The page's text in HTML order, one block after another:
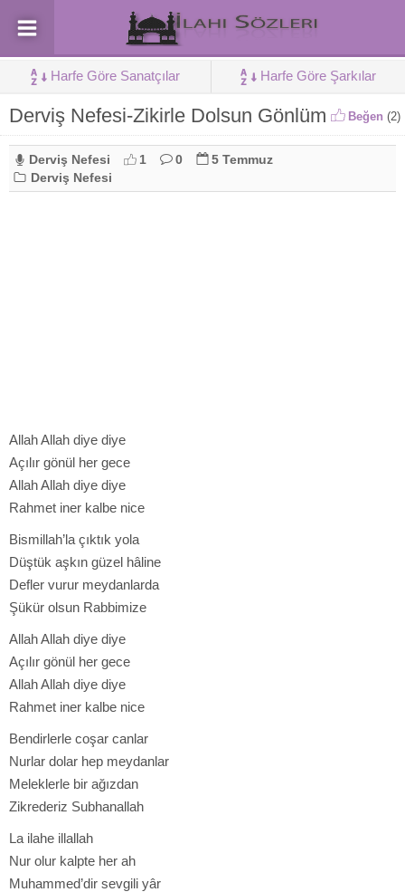
Harfe Göre Sanatçılar Harfe Göre Şarkılar
Derviş Nefesi-Zikirle Dolsun Gönlüm Beğen (2)
Derviş Nefesi 1 0
5 Temmuz
Derviş Nefesi
Allah Allah diye diye
Açılır gönül her gece
Allah Allah diye diye
Rahmet iner kalbe nice
Bismillah’la çıktık yola
Düştük aşkın güzel hâline
Defler vurur meydanlarda
Şükür olsun Rabbimize
Allah Allah diye diye
Açılır gönül her gece
Allah Allah diye diye
Rahmet iner kalbe nice
Bendirlerle coşar canlar
Nurlar dolar hep meydanlar
Meleklerle bir ağızdan
Zikrederiz Subhanallah
La ilahe illallah
Nur olur kalpte her ah
Muhammed’dir sevgili yâr